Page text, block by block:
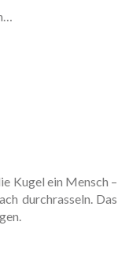
Kugel ein Mensch –
durchrasseln. Das